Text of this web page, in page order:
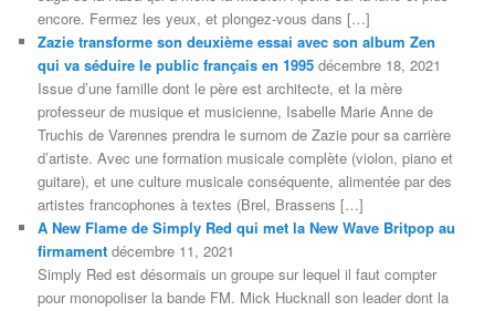
encore. Fermez les yeux, et plongez-vous dans […]
Zazie transforme son deuxième essai avec son album Zen
qui va séduire le public français en 1995 décembre 18, 2021
Issue d’une famille dont le père est architecte, et la mère
professeur de musique et musicienne, Isabelle Marie Anne de
Truchis de Varennes prendra le surnom de Zazie pour sa carrière
d’artiste. Avec une formation musicale complète (violon, piano et
guitare), et une culture musicale conséquente, alimentée par des
artistes francophones à textes (Brel, Brassens […]
A New Flame de Simply Red qui met la New Wave Britpop au
firmament décembre 11, 2021
Simply Red est désormais un groupe sur lequel il faut compter
pour monopoliser la bande FM. Mick Hucknall son leader dont la